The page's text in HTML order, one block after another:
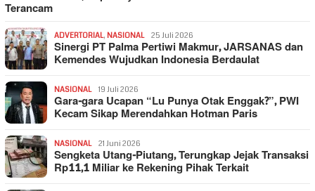
Terancam
ADVERTORIAL, NASIONAL 25 Juli 2026
Sinergi PT Palma Pertiwi Makmur, JARSANAS dan
Kemendes Wujudkan Indonesia Berdaulat
NASIONAL 19 Juli 2026
Gara-gara Ucapan “Lu Punya Otak Enggak?”, PWI
Kecam Sikap Merendahkan Hotman Paris
NASIONAL 21 Juni 2026
Sengketa Utang-Piutang, Terungkap Jejak Transaksi
Rp11,1 Miliar ke Rekening Pihak Terkait